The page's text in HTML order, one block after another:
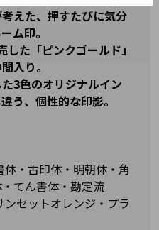
えた、押すたびに気分
ム印。
た「ピンクゴールド」
入り。
3色のオリジナルイン
う、個性的な印影。
・古印体・明朝体・角
てん書体・勘定流
セットオレンジ・プラ